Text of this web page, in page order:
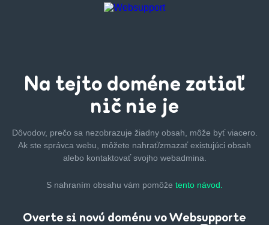
Na tejto doméne zatiaľ
nič nie je
Dôvodov, prečo sa nezobrazuje žiadny obsah, môže byťviacero.
Ak ste správca webu, môžete nahrať/zmazaťexistujúci obsah
alebo kontaktovať svojho webadmina.
S nahraním obsahu vám pomôže tento návod.
Overte si novú doménu vo Websupporte